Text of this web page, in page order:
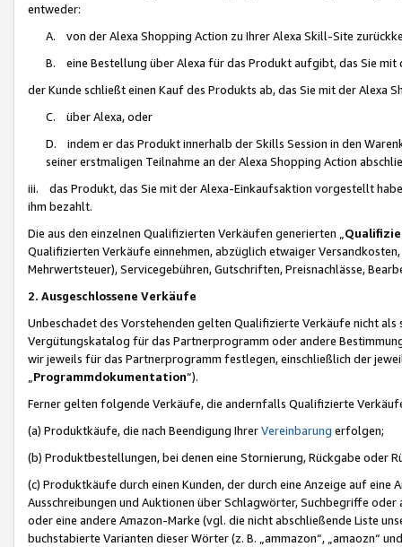
entweder:
A. von der Alexa Shopping Action zu Ihrer Alexa Skill-Site
B. eine Bestellung über Alexa für das Produkt aufgibt, das Sie mit
der Kunde schließt einen Kauf des Produkts ab, das Sie mit der Alexa
C. über Alexa, oder
D. indem er das Produkt innerhalb der Skills Session in den
seiner erstmaligen Teilnahme an der Alexa Shopping Action
iii. das Produkt, das Sie mit der Alexa-Einkaufsaktion vorgestellt
ihm bezahlt.
Die aus den einzelnen Qualifizierten Verkäufen generierten „
Qualifizierten Verkäufe einnehmen, abzüglich etwaiger
Mehrwertsteuer), Servicegebühren, Gutschriften, Preisnachlässe,
2. Ausgeschlossene Verkäufe
Unbeschadet des Vorstehenden gelten Qualifizierte Verkäufe nicht
Vergütungskatalog für das Partnerprogramm oder andere
wir jeweils für das Partnerprogramm festlegen, einschließlich der
Programmdokumentation“).
Ferner gelten folgende Verkäufe, die andernfalls Qualifizierte
(a) Produktkäufe, die nach Beendigung IhrerVereinbarung erfolgen;
(b) Produktbestellungen, bei denen eine Stornierung, Rückgabe oder
(c) Produktkäufe durch einen Kunden, der durch eine Anzeige auf
Ausschreibungen und Auktionen über Schlagwörter, Suchbegriffe
oder eine andere Amazon-Marke (vgl. die nicht abschließende Liste
buchstabierte Varianten dieser Wörter (z. B. „ammazon“, „amaozn“